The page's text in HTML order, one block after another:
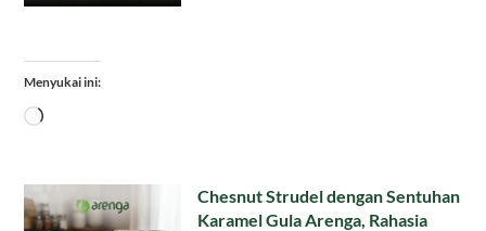
Menyukai ini:
Memuat...
Chesnut Strudel dengan Sentuhan
Karamel Gula Arenga, Rahasia